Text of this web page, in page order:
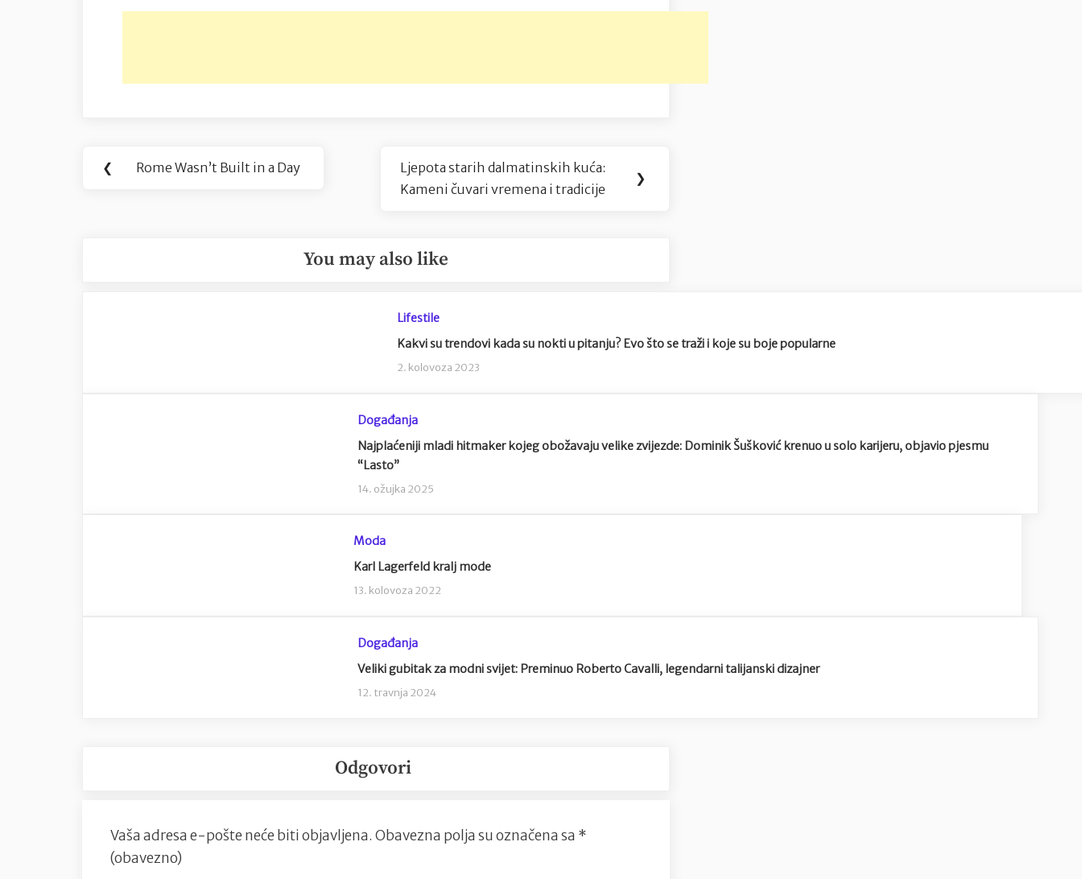
Navigacija
❮
Previous
Rome Wasn’t Built in a Day
Next
Post:
Ljepota starih dalmatinskih kuća:
Kameni čuvari vremena i tradicije
❯
You may also like
Lifestile
Kakvi su trendovi kada su nokti u pitanju? Evo što se traži i koje su boje popularne
2. kolovoza 2023
Događanja
Najplaćeniji mladi hitmaker kojeg obožavaju velike zvijezde: Dominik Šušković krenuo u solo karijeru, objavio pjesmu
“Lasto”
14. ožujka 2025
Moda
Karl Lagerfeld kralj mode
13. kolovoza 2022
Događanja
Veliki gubitak za modni svijet: Preminuo Roberto Cavalli, legendarni talijanski dizajner
12. travnja 2024
Odgovori
Vaša adresa e-pošte neće biti objavljena. Obavezna polja su označena sa *
(obavezno)